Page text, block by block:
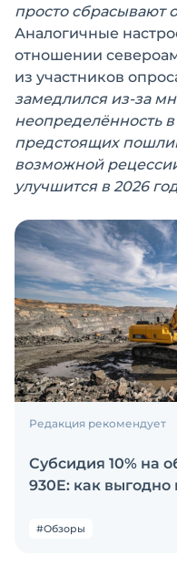
просто сбрасывают
Аналогичные
отношении
из участников
замедлился из-за
неопределённость
предстоящих
возможной
улучшится в 2026
Редакция рекомендует
Субсидия 10% на
930E: как
#Обзоры